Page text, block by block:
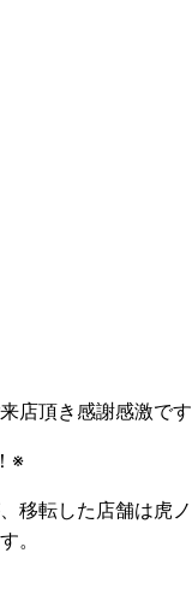
店頂き感謝感激です
※
移転した店舗は虎
。